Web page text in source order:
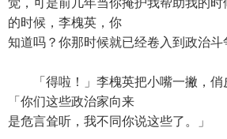
觉，可是前几年当你掩护我帮助我的
的时候，李槐英，你
知道吗？你那时候就已经卷入到政治斗
「得啦！」李槐英把小嘴一撇，俏
「你们这些政治家向来
是危言耸听，我不同你说这些了。」